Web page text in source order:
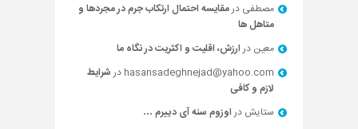
مصطفی درمقایسه احتمال ارتکاب جرم در مجردها و
متاهل ها
معین درارزش، اقلیت و اکثریت در نگاه ما
hasansadeghnejad@yahoo.com درشرایط
لازم و کافی
ستایش دراوزوم سنه آی دییرم …